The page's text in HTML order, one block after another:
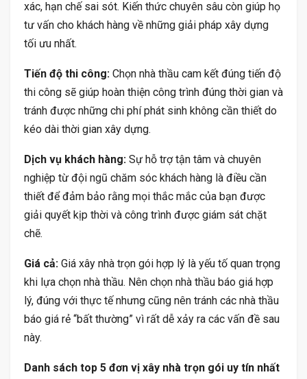
xác, hạn chế sai sót. Kiến thức chuyên sâu còn giúp họ
tư vấn cho khách hàng về những giải pháp xây dựng
tối ưu nhất.
Tiến độ thi công: Chọn nhà thầu cam kết đúng tiến độ
thi công sẽ giúp hoàn thiện công trình đúng thời gian và
tránh được những chi phí phát sinh không cần thiết do
kéo dài thời gian xây dựng.
Dịch vụ khách hàng: Sự hỗ trợ tận tâm và chuyên
nghiệp từ đội ngũ chăm sóc khách hàng là điều cần
thiết để đảm bảo rằng mọi thắc mắc của bạn được
giải quyết kịp thời và công trình được giám sát chặt
chẽ.
Giá cả: Giá xây nhà trọn gói hợp lý là yếu tố quan trọng
khi lựa chọn nhà thầu. Nên chọn nhà thầu báo giá hợp
lý, đúng với thực tế nhưng cũng nên tránh các nhà thầu
báo giá rẻ “bất thường” vì rất dễ xảy ra các vấn đề sau
này.
Danh sách top 5 đơn vị xây nhà trọn gói uy tín nhất